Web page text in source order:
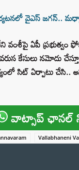
వైఎస్ జగన్‌..
వంశీపై ఏపీ
కేసులు నమోదు చేస్తూ
సిట్ ఏర్పాటు చేసి..
వాట్సాప్ ఛానల్
Vallabhaneni